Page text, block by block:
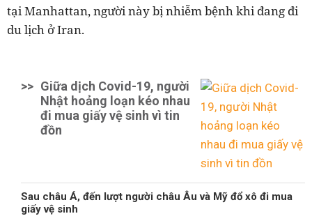
tại Manhattan, người này bị nhiễm bệnh khi đang đi
du lịch ở Iran.
>> Giữa dịch Covid-19, người
Nhật hoảng loạn kéo nhau
đi mua giấy vệ sinh vì tin
đồn
Sau châu Á, đến lượt người châu Âu và Mỹ đổ xô đi mua
giấy vệ sinh